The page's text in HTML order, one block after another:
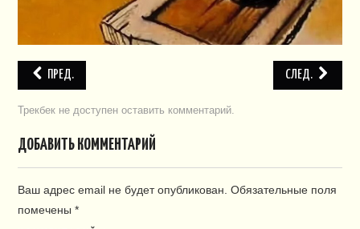
ПРЕД. СЛЕД.
Трекбек не доступеноставить комментарий.
ДОБАВИТЬ КОММЕНТАРИЙ
Ваш адрес email не будет опубликован. Обязательные поля
помечены*